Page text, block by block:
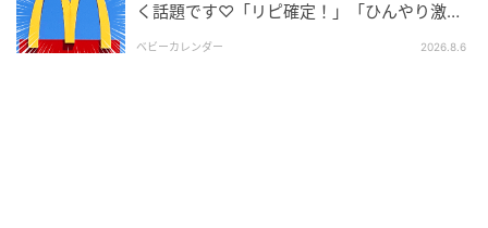
【ミスタードーナツ】外は「サクサク」中は
「ぽふん」。新感覚エアリードーナツ「サク
く話題です♡「リピ確定！」「ひんやり激う
ベビーカレンダー 2026.8.6